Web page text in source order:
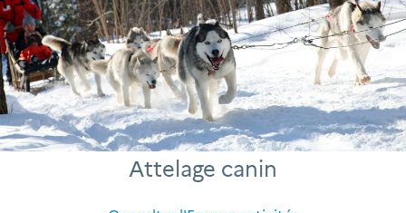
Attelage canin